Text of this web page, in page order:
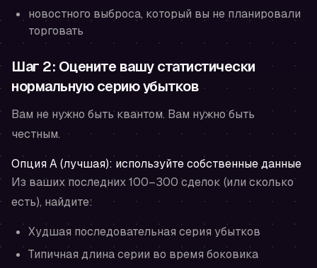
новостного выброса, который вы не планировали
торговать
Шаг 2: Оцените вашу статистически
нормальную серию убытков
Вам не нужно быть квантом. Вам нужно быть
честным.
Опция A (лучшая): используйте собственные данные
Из ваших последних 100–300 сделок (или сколько
есть), найдите:
Худшая последовательная серия убытков
Типичная длина серии во время боковика